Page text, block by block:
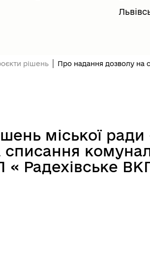
рішень Про надання дозволу на
міської
списання
« Радехівське